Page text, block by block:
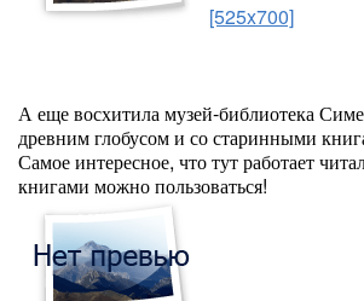
[525x700]
А еще восхитила музей-библиотека
древним глобусом и со старинными
Самое интересное, что тут работает
книгами можно пользоваться!